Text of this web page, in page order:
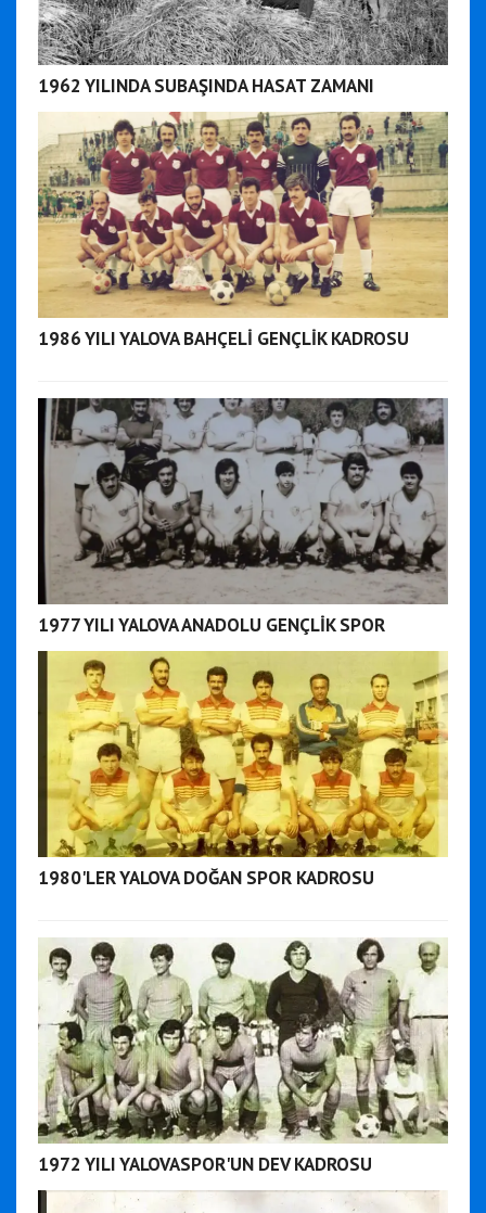
1962 YILINDA SUBAŞINDA HASAT ZAMANI
1986 YILI YALOVA BAHÇELİ GENÇLİK KADROSU
1977 YILI YALOVA ANADOLU GENÇLİK SPOR
1980'LER YALOVA DOĞAN SPOR KADROSU
1972 YILI YALOVASPOR'UN DEV KADROSU